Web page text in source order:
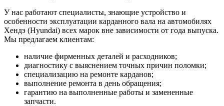
У нас работают специалисты, знающие устройство и
особенности эксплуатации карданного вала на автомобилях
Хендэ (Hyundai) всех марок вне зависимости от года выпуска.
Мы предлагаем клиентам:
наличие фирменных деталей и расходников;
диагностику с выяснением точных причин поломки;
специализацию на ремонте карданов;
выполнение ремонта в день обращения;
гарантию на выполненные работы и замененные
запчасти.